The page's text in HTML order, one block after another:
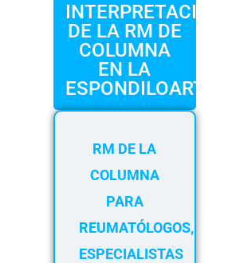
de usuario
INTERPRETACIÓN
DE LA RM DE
COLUMNA
EN LA
RM DE LA
COLUMNA
PARA
REUMATÓLOGOS,
ESPECIALISTAS